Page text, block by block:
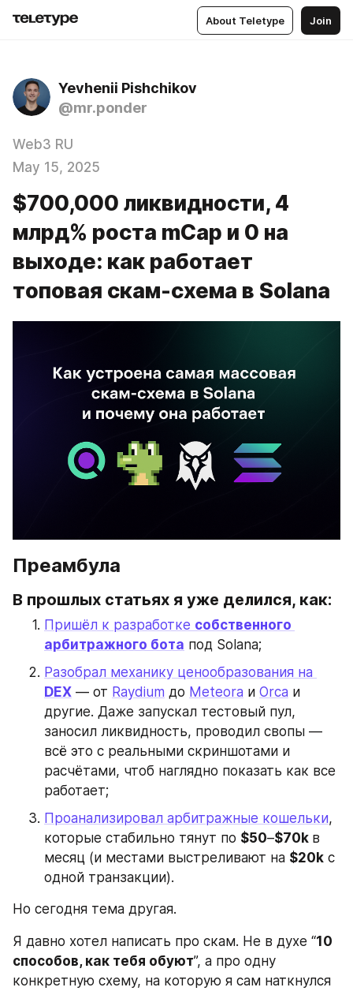
About Teletype Join
Yevhenii Pishchikov
@mr.ponder
Web3 RU
May 15, 2025
$700,000 ликвидности, 4
млрд% роста mCap и 0 на
выходе: как работает
топовая скам-схема в Solana
Преамбула
В прошлых статьях я уже делился, как:
Пришёл к разработке собственного
арбитражного бота под Solana;
DEX — от Raydium до Meteora и Orca и
другие. Даже запускал тестовый пул,
заносил ликвидность, проводил свопы —
всё это с реальными скриншотами и
расчётами, чтоб наглядно показать как все
работает;
Проанализировал арбитражные кошельки,
которые стабильно тянут по $50–$70k в
месяц (и местами выстреливают на $20k с
одной транзакции).
Но сегодня тема другая.
Я давно хотел написать про скам. Не в духе “10
способов, как тебя обуют”, а про одну
конкретную схему, на которую я сам наткнулся